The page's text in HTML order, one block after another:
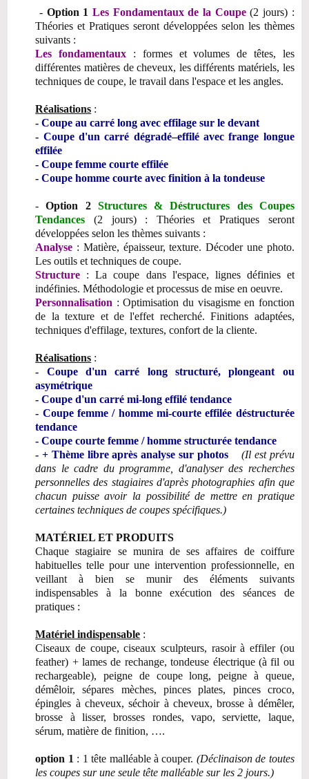
- Option 1 Les Fondamentaux de la Coupe(2 jours) :
Théories et Pratiques seront développées selon les thèmes
suivants :
Les fondamentaux : formes et volumes de têtes, les
différentes matières de cheveux, les différents matériels, les
techniques de coupe, le travail dans l'espace et les angles.
Réalisations :
- Coupe au carré long avec effilage sur le devant
- Coupe d'un carré dégradé–effilé avec frange longue
effilée
- Coupe femme courte effilée
- Coupe homme courte avec finition à la tondeuse
-Option 2 Structures & Déstructures des Coupes
Tendances (2 jours) : Théories et Pratiques seront
développées selon les thèmes suivants :
Analyse : Matière, épaisseur, texture. Décoder une photo.
Les outils et techniques de coupe.
Structure : La coupe dans l'espace, lignes définies et
indéfinies. Méthodologie et processus de mise en oeuvre.
Personnalisation : Optimisation du visagisme en fonction
de la texture et de l'effet recherché. Finitions adaptées,
techniques d'effilage, textures, confort de la cliente.
Réalisations :
- Coupe d'un carré long structuré, plongeant ou
asymétrique
- Coupe d'un carré mi-long effilé tendance
- Coupe femme / homme mi-courte effilée déstructurée
tendance
- Coupe courte femme / homme structurée tendance
- + Thème libre après analyse sur photos
(Il est prévu
dans le cadre du programme, d'analyser des recherches
personnelles des stagiaires d'après photographies afin que
chacun puisse avoir la possibilité de mettre en pratique
certaines techniques de coupes spécifiques.)
MATÉRIEL ET PRODUITS
Chaque stagiaire se munira de ses affaires de coiffure
habituelles telle pour une intervention professionnelle, en
veillant à bien se munir des éléments suivants
indispensables à la bonne exécution des séances de
pratiques :
Matériel indispensable :
Ciseaux de coupe, ciseaux sculpteurs, rasoir à effiler (ou
feather) + lames de rechange, tondeuse électrique (à fil ou
rechargeable), peigne de coupe long, peigne à queue,
démêloir, sépares mèches, pinces plates, pinces croco,
épingles à cheveux, séchoir à cheveux, brosse à démêler,
brosse à lisser, brosses rondes, vapo, serviette, laque,
sérum, matière de finition, ….
option 1 : 1 tête malléable à couper. (Déclinaison de toutes
les coupes sur une seule tête malléable sur les 2 jours.)